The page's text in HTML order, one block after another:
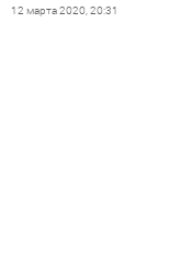
12 марта 2020, 20:31